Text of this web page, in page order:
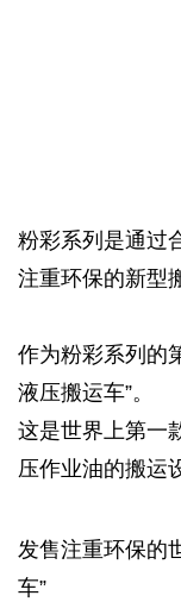
粉彩系列是通过
注重环保的新型
作为粉彩系列的
液压搬运车”。
这是世界上第一
压作业油的搬运
发售注重环保的
车”